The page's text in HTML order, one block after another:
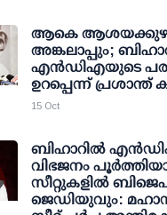
ആകെ
അങ്കലാപ്പും;
എന്‍ഡിഎയുടെ
ഉറപ്പെന്ന് പ്രശാന്ത്
15 Oct
ബിഹാറില്‍
വിഭജനം
സീറ്റുകളില്‍
ജെഡിയുവും: